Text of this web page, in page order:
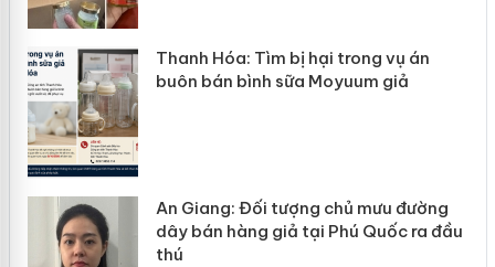
Thanh Hóa: Tìm bị hại trong vụ án
buôn bán bình sữa Moyuum giả
An Giang: Đối tượng chủ mưu đường
dây bán hàng giả tại Phú Quốc ra đầu
thú